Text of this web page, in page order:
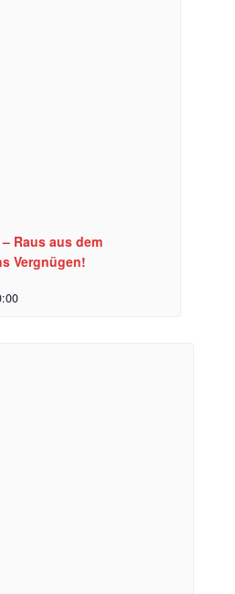
Raus aus dem
Vergnügen!